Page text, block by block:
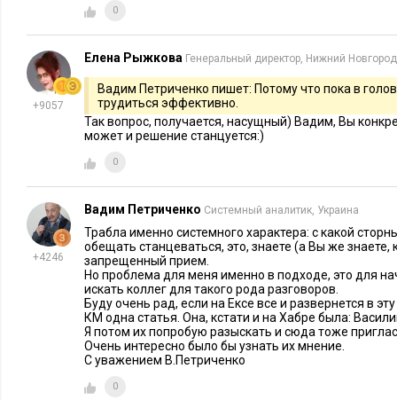
сколько в каких случаях, а это как мы знаем, неизбежно
То, что Е-xecutive - безусловный лидер в концентрации
менеджеров разных направлений и отраслей, очевидно.
сегодня на Е-xecutive именно эта молодая отрасль
степени как от интереса аудитории, ее настроя,
администрации что-то предпринимать в этом
перспективном.
Ху из КМр-У? Можно ответить одним словом: менеджер. И
роли КМр-С квалифицированный и опытный менеджер, то
автоматически. А если нет? Если у руля молодой
Где в сети находится профплощадка КМр-У? Ну, здесь без
место - Е-xecutive. Но, наверное, еще не
0
+9057
Елена Рыжкова Генеральный директор, Нижний Новгород
Вадим Петриченко пишет: Потому что пока в
трудиться эффективно.
Так вопрос, получается, насущный) Вадим, Вы
может и решение станцуется:)
0
+4246
Вадим Петриченко Системный аналитик, Украина
Трабла именно системного характера: с какой
обещать станцеваться, это, знаете (а Вы же знаете,
запрещенный прием.
Но проблема для меня именно в подходе, это для
искать коллег для такого рода разговоров.
Буду очень рад, если на Ексе все и развернется в
КМ одна статья. Она, кстати и на Хабре была:
Я потом их попробую разыскать и сюда тоже
Очень интересно было бы узнать их мнение.
С уважением В.Петриченко
0